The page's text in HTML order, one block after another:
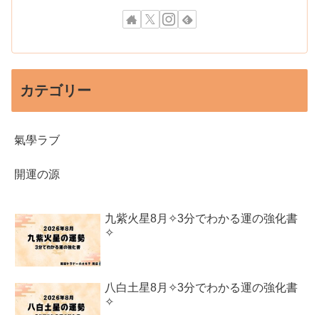
カテゴリー
氣學ラブ
開運の源
九紫火星8月✧3分でわかる運の強化書
✧
八白土星8月✧3分でわかる運の強化書
✧